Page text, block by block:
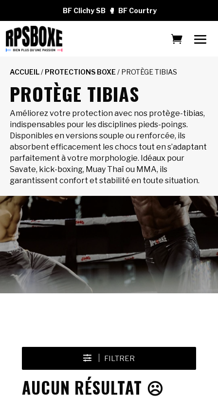
BF Clichy SB 🥊 BF Courtry
ACCUEIL/ PROTECTIONS BOXE / PROTÈGE TIBIAS
PROTÈGE TIBIAS
Améliorez votre protection avec nos protège-tibias,
indispensables pour les disciplines pieds-poings.
Disponibles en versions souple ou renforcée, ils
absorbent efficacement les chocs tout en s’adaptant
parfaitement à votre morphologie. Idéaux pour
Savate, kick-boxing, Muay Thaï ou MMA, ils
garantissent confort et stabilité en toute situation.
FILTRER
AUCUN RÉSULTAT ☹️